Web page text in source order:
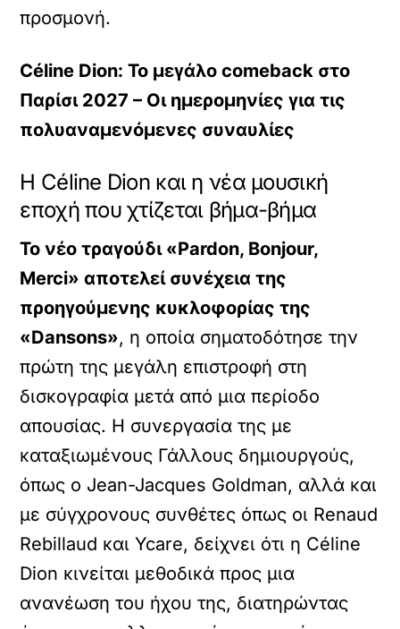
προσμονή.
Céline Dion: Το μεγάλο comeback στο
Παρίσι 2027 – Οι ημερομηνίες για τις
πολυαναμενόμενες συναυλίες
Η Céline Dion και η νέα μουσική
εποχή που χτίζεται βήμα-βήμα
Το νέο τραγούδι «Pardon, Bonjour,
Merci» αποτελεί συνέχεια της
προηγούμενης κυκλοφορίας της
«Dansons», η οποία σηματοδότησε την
πρώτη της μεγάλη επιστροφή στη
δισκογραφία μετά από μια περίοδο
απουσίας. Η συνεργασία της με
καταξιωμένους Γάλλους δημιουργούς,
όπως ο Jean-Jacques Goldman, αλλά και
με σύγχρονους συνθέτες όπως οι Renaud
Rebillaud και Ycare, δείχνει ότι η Céline
Dion κινείται μεθοδικά προς μια
ανανέωση του ήχου της, διατηρώντας